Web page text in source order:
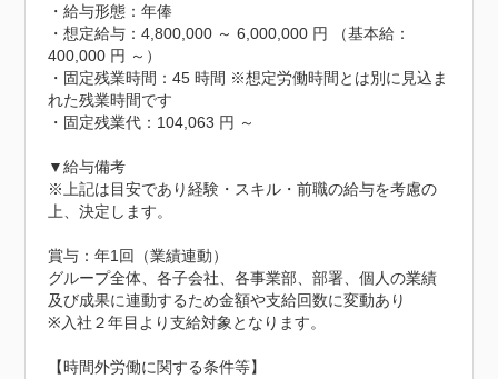
・給与形態：年俸
・想定給与：4,800,000 ～ 6,000,000 円 （基本給：
400,000 円 ～）
・固定残業時間：45 時間 ※想定労働時間とは別に見込ま
れた残業時間です
・固定残業代：104,063 円 ～
▼給与備考
※上記は目安であり経験・スキル・前職の給与を考慮の
上、決定します。
賞与：年1回（業績連動）
グループ全体、各子会社、各事業部、部署、個人の業績
及び成果に連動するため金額や支給回数に変動あり
※入社２年目より支給対象となります。
【時間外労働に関する条件等】